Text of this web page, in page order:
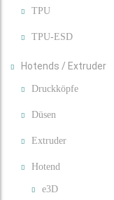
TPU
TPU-ESD
Hotends / Extruder
Druckköpfe
Düsen
Extruder
Hotend
e3D